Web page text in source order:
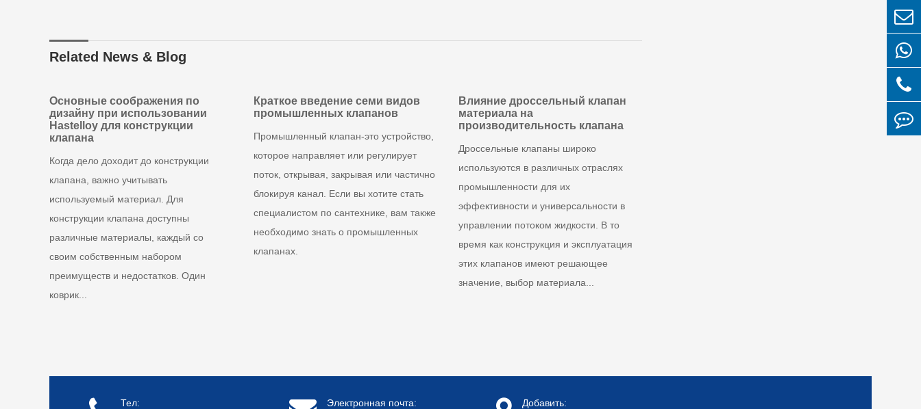
Related News & Blog
Основные соображения по
дизайну при использовании
Hastelloy для конструкции
клапана
Когда дело доходит до конструкции
клапана, важно учитывать
используемый материал. Для
конструкции клапана доступны
различные материалы, каждый со
своим собственным набором
преимуществ и недостатков. Один
коврик...
Краткое введение семи видов
промышленных клапанов
Промышленный клапан-это устройство,
которое направляет или регулирует
поток, открывая, закрывая или частично
блокируя канал. Если вы хотите стать
специалистом по сантехнике, вам также
необходимо знать о промышленных
клапанах.
Влияние дроссельный клапан
материала на
производительность клапана
Дроссельные клапаны широко
используются в различных отраслях
промышленности для их
эффективности и универсальности в
управлении потоком жидкости. В то
время как конструкция и эксплуатация
этих клапанов имеют решающее
значение, выбор материала...
Тел:
Электронная почта:
Добавить: